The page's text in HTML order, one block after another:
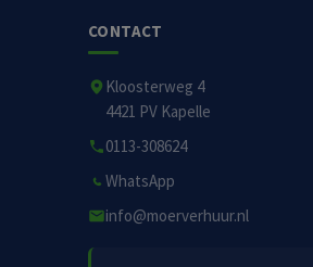
CONTACT
Kloosterweg 4
4421 PV Kapelle
0113-308624
WhatsApp
info@moerverhuur.nl